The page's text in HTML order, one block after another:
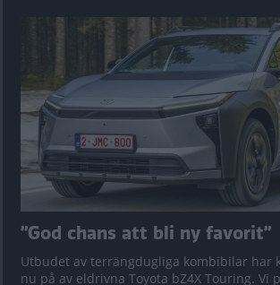
”God chans att bli ny favorit”
Utbudet av terrängdugliga kombibilar har
nu på av eldrivna Toyota bZ4X Touring. Vi